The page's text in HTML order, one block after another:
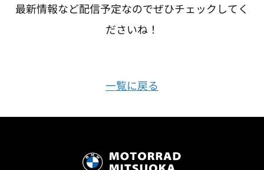
最新情報など配信予定なのでぜひチェックしてく
ださいね！
一覧に戻る